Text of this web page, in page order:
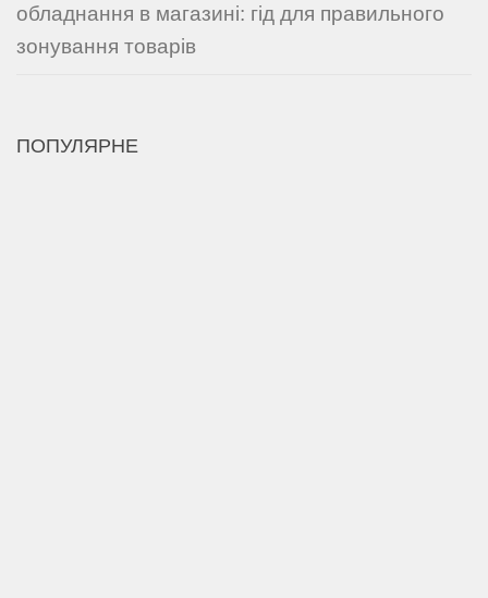
обладнання в магазині: гід для правильного
зонування товарів
ПОПУЛЯРНЕ